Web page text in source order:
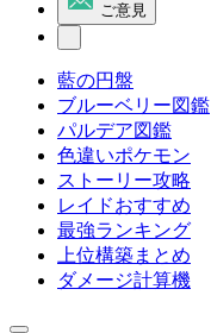
ご意見
藍の円盤
ブルーベリー図鑑
パルデア図鑑
色違いポケモン
ストーリー攻略
レイドおすすめ
最強ランキング
上位構築まとめ
ダメージ計算機